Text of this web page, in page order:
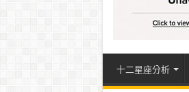
十二星座分析